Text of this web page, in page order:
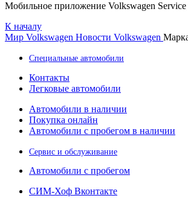
Мобильное приложение Volkswagen
К началу
Мир Volkswagen Новости Volkswagen
Специальные автомобили
Контакты
Легковые автомобили
Автомобили в наличии
Покупка онлайн
Автомобили с пробегом в наличии
Сервис и обслуживание
Автомобили с пробегом
СИМ-Хоф Вконтакте